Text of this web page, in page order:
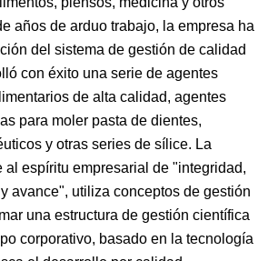
años de arduo trabajo, la empresa ha
del sistema de gestión de calidad
con éxito una serie de agentes
de alta calidad, agentes
para moler pasta de dientes,
y otras series de sílice. La
al espíritu empresarial de "integridad,
avance", utiliza conceptos de gestión
una estructura de gestión científica
corporativo, basado en la tecnología